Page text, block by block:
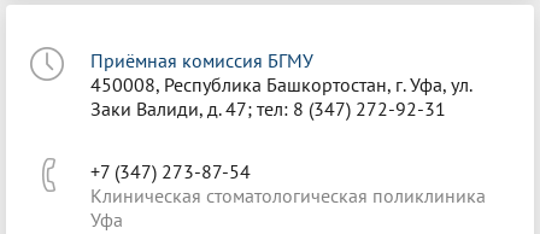
Приёмная комиссия БГМУ
450008, Республика Башкортостан, г. Уфа, ул.
Заки Валиди, д. 47; тел: 8 (347) 272-92-31
+7 (347) 273-87-54
Клиническая стоматологическая поликлиника
Уфа